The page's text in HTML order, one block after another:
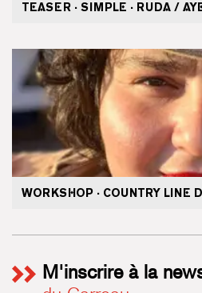
TEASER · SIMPLE · RUDA /
WORKSHOP · COUNTRY LINE
M'inscrire à la